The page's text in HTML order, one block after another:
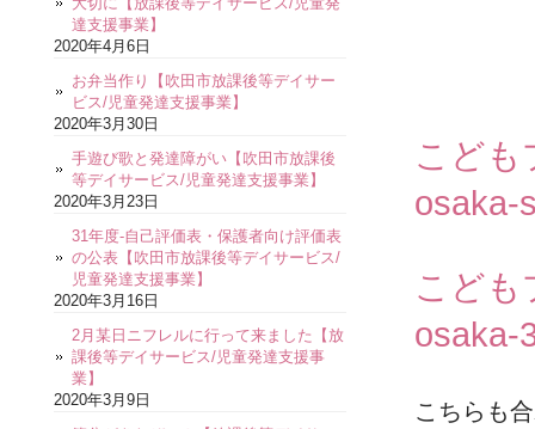
こども
osaka-
こど
osaka-
こちらも
達支援事業】
2020年4月6日
お弁当作り【吹田市放課後等デイサー
ビス/児童発達支援事業】
2020年3月30日
手遊び歌と発達障がい【吹田市放課後
等デイサービス/児童発達支援事業】
2020年3月23日
31年度-自己評価表・保護者向け評価表
の公表【吹田市放課後等デイサービス/
児童発達支援事業】
2020年3月16日
2月某日ニフレルに行って来ました【放
課後等デイサービス/児童発達支援事
業】
2020年3月9日